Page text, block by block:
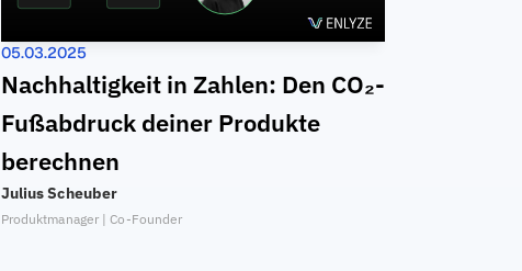
05.03.2025
Nachhaltigkeit in Zahlen: Den CO₂-
Fußabdruck deiner Produkte
berechnen
Julius Scheuber
Produktmanager | Co-Founder